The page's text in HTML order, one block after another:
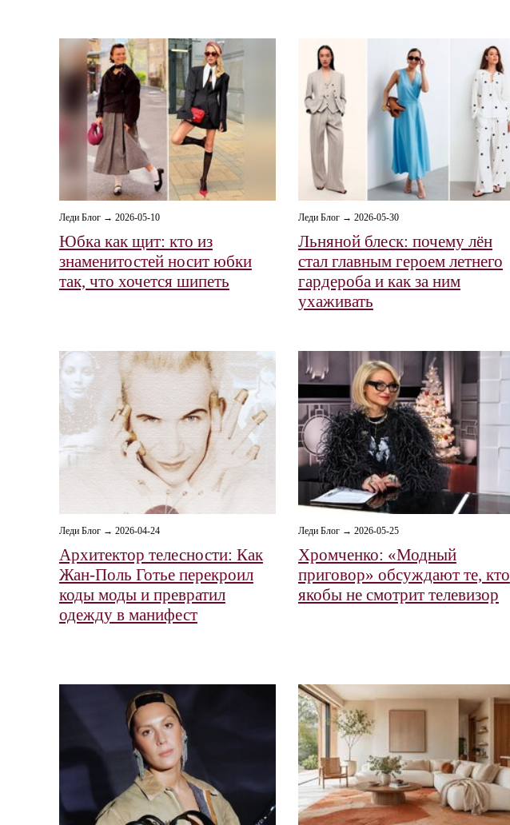
Леди Блог → 2026-05-10
Юбка как щит: кто из
знаменитостей носит юбки
так, что хочется шипеть
Леди Блог → 2026-05-30
Льняной блеск: почему лён
стал главным героем летнего
гардероба и как за ним
ухаживать
Леди Блог → 2026-04-24
Архитектор телесности: Как
Жан-Поль Готье перекроил
коды моды и превратил
одежду в манифест
Леди Блог → 2026-05-25
Хромченко: «Модный
приговор» обсуждают те, кто
якобы не смотрит телевизор